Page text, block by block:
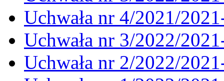
Uchwała nr 4/2021/
Uchwała nr 3/2022/
Uchwała nr 2/2022/